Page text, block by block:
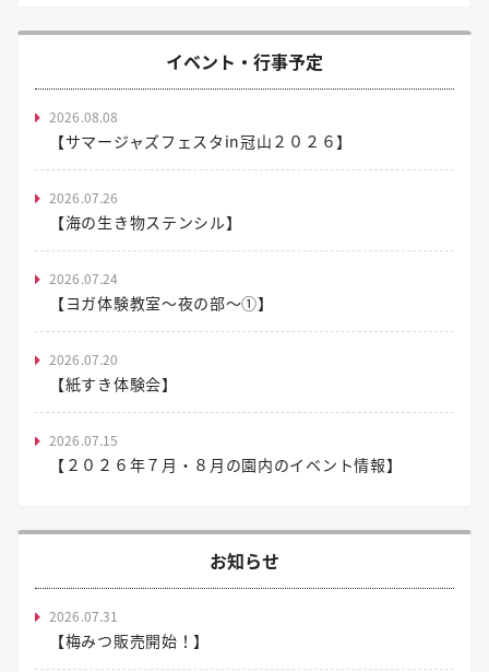
イベント・行事予定
2026.08.08
【サマージャズフェスタin冠山２０２６】
2026.07.26
【海の生き物ステンシル】
2026.07.24
【ヨガ体験教室～夜の部～①】
2026.07.20
【紙すき体験会】
2026.07.15
【２０２６年７月・８月の園内のイベント情報】
お知らせ
2026.07.31
【梅みつ販売開始！】